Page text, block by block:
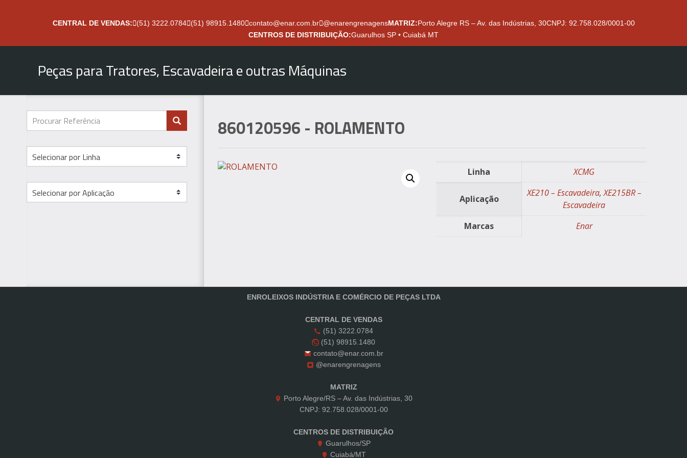
CENTRAL DE VENDAS: (51) 3222.0784 (51) 98915.1480 contato@enar.com.br @enarengrenagensMATRIZ:Porto Alegre RS – Av. das Indústrias, 30CNPJ: 92.758.028/0001-00
CENTROS DE DISTRIBUIÇÃO:Guarulhos SP • Cuiabá MT
Peças para Tratores, Escavadeira e outras Máquinas
860120596 - ROLAMENTO
Linha XCMG
Aplicação
XE210 – Escavadeira,XE215BR –
Escavadeira
Marcas
Enar
ENROLEIXOS INDÚSTRIA E COMÉRCIO DE PEÇAS LTDA
CENTRAL DE VENDAS
(51) 3222.0784
(51) 98915.1480
contato@enar.com.br
@enarengrenagens
MATRIZ
Porto Alegre/RS – Av. das Indústrias, 30
CNPJ: 92.758.028/0001-00
CENTROS DE DISTRIBUIÇÃO
Guarulhos/SP
Cuiabá/MT